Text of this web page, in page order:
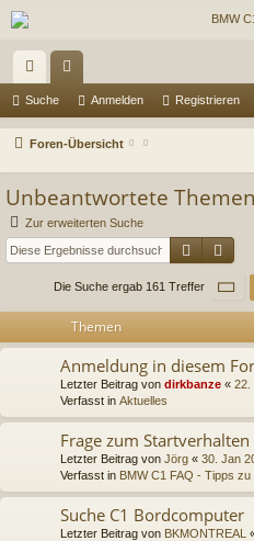
ch
ne
ug
riff
en
Suche Anmelden Registrieren
Foren-Übersicht
Unbeantwortete Themen
Zur erweiterten Suche
Suche
Die Suche ergab 161 Treffer
Themen
Anmeldung in diesem
Letzter Beitrag von dirkbanze « 22.
Verfasst in Aktuelles
Frage zum Startverhalten
Letzter Beitrag von Jörg « 30. Jan
Verfasst in BMW C1 FAQ - Tipps zu
Suche C1 Bordcomputer
Letzter Beitrag von BKMONTREAL